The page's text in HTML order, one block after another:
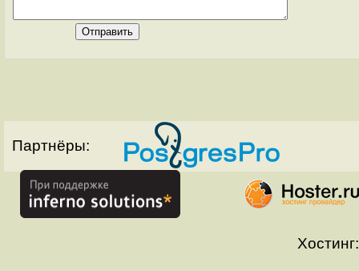
Партнёры:
Хостинг: